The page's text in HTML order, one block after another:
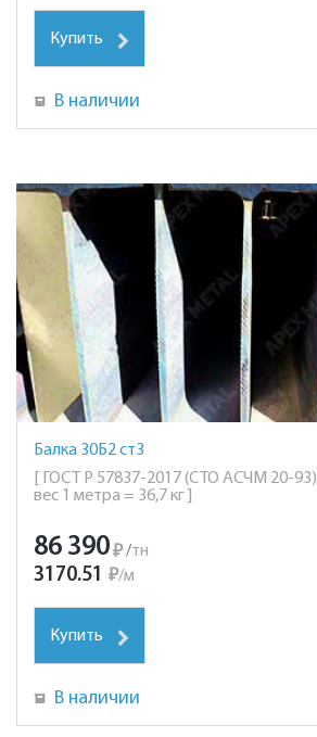
Купить
В наличии
Балка 30Б2 ст3
[ ГОСТ Р 57837-2017 (СТО АСЧМ 20-
вес 1 метра = 36,7 кг ]
86 390₽ /тн
3170.51 ₽/м
Купить
В наличии